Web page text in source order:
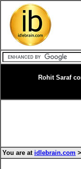
Rohit Saraf
You are at idlebrain.com >